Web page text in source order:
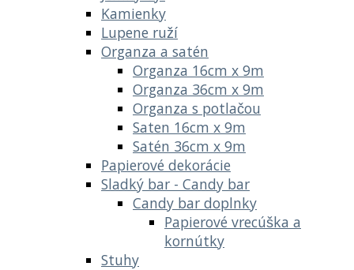
Kamienky
Lupene ruží
Organza a satén
Organza 16cm x 9m
Organza 36cm x 9m
Organza s potlačou
Saten 16cm x 9m
Satén 36cm x 9m
Papierové dekorácie
Sladký bar - Candy bar
Candy bar doplnky
Papierové vrecúška a
kornútky
Stuhy